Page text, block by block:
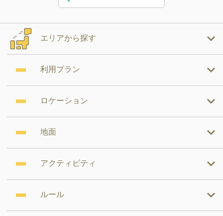
エリアから探す
利用プラン
ロケーション
地面
アクティビティ
ルール